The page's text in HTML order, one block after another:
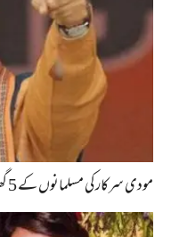
مودی سرکار کی مسلمانوں کے 5 گھر اور 3 مساجد کو مسمار کرنے کی…